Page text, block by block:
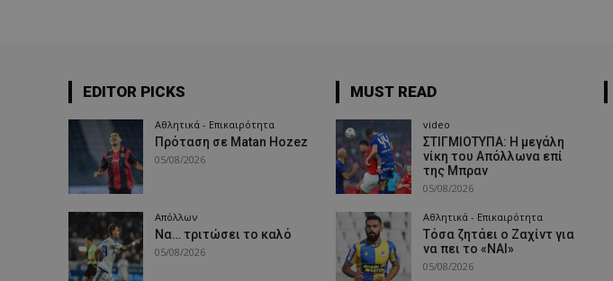
EDITOR PICKS
Αθλητικά - Επικαιρότητα
Πρόταση σε Matan Hozez
05/08/2026
Απόλλων
Να… τριτώσει το καλό
05/08/2026
MUST READ
video
ΣΤΙΓΜΙΟΤΥΠΑ: Η μεγάλη
νίκη του Απόλλωνα επί
της Μπραν
05/08/2026
Αθλητικά - Επικαιρότητα
Τόσα ζητάει ο Ζαχίντ για
να πει το «ΝΑΙ»
05/08/2026